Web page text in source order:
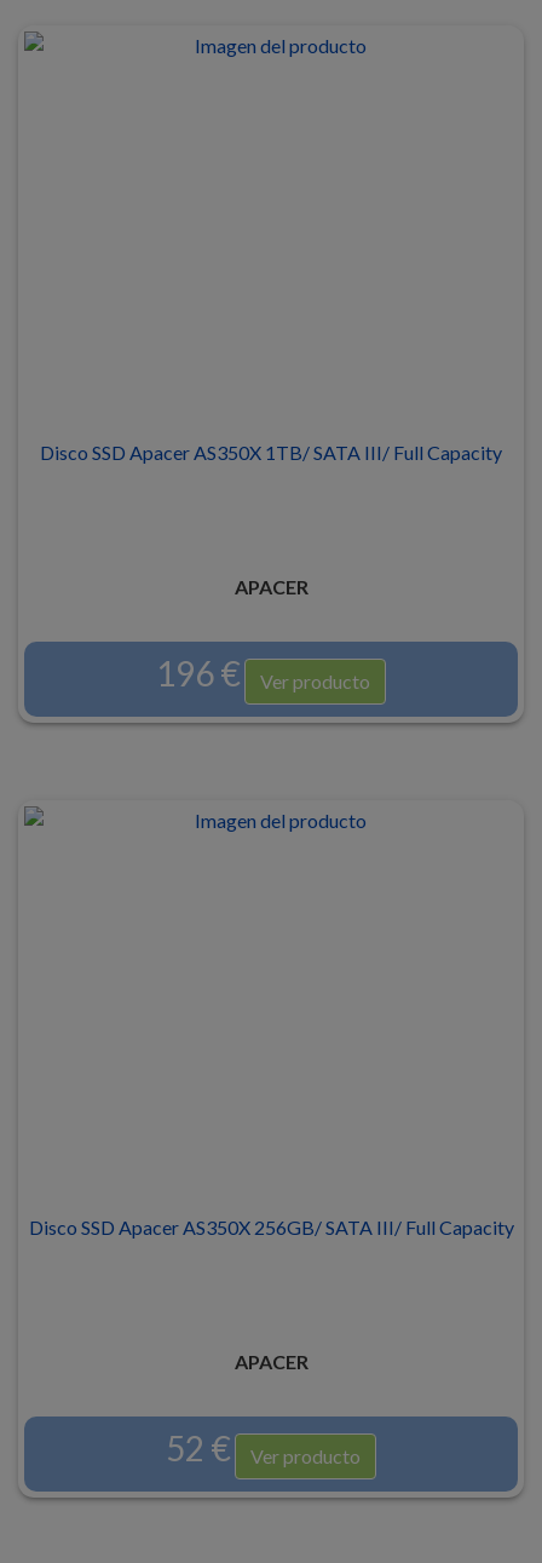
Disco SSD Apacer AS350X 1TB/ SATA III/ Full Capacity
APACER
196 € Ver producto
Disco SSD Apacer AS350X 256GB/ SATA III/ Full Capacity
APACER
52 € Ver producto